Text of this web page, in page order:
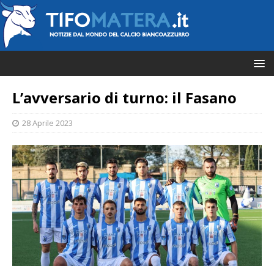
L’avversario di turno: il Fasano
28 Aprile 2023